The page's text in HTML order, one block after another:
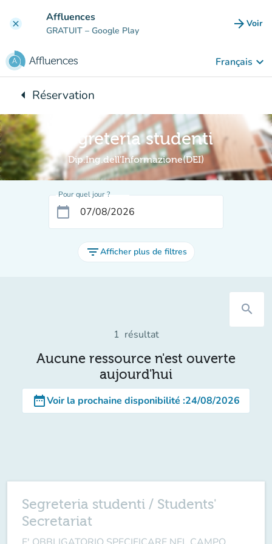
clear Affluences
GRATUIT – Google Play arrow_forward Voir
Français keyboard_arrow_down
arrow_leftRetour à :
Réservation
Segreteria studenti
Dip.Ing.dell'Informazione(DEI)
Pour quel jour ?
calendar_today
filter_listAfficher plus de filtres
search
1 résultat
Aucune ressource n'est ouverte
aujourd'hui
date_rangeVoir la prochaine disponibilité :24/08/2026
Segreteria studenti / Students'
Secretariat